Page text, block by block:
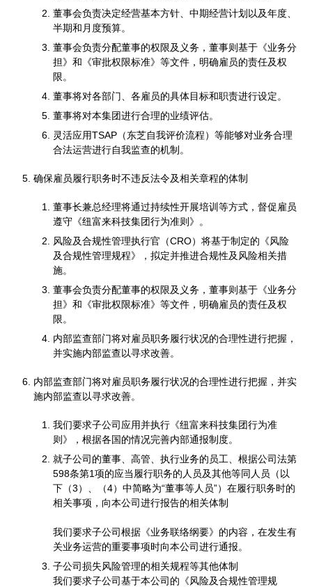
董事会负责决定经营基本方针、中期经营计划以及年度、
半期和月度预算。
董事会负责分配董事的权限及义务，董事则基于《业务分
担》和《审批权限标准》等文件，明确雇员的责任及权
限。
董事将对各部门、各雇员的具体目标和职责进行设定。
董事将对本集团进行合理的业绩评估。
灵活应用TSAP（东芝自我评价流程）等能够对业务合理
合法运营进行自我监查的机制。
确保雇员履行职务时不违反法令及相关章程的体制
董事长兼总经理将通过持续性开展培训等方式，督促雇员
遵守《纽富来科技集团行为准则》。
风险及合规性管理执行官（CRO）将基于制定的《风险
及合规性管理规程》，拟定并推进合规性及风险相关措
施。
董事会负责分配董事的权限及义务，董事则基于《业务分
担》和《审批权限标准》等文件，明确雇员的责任及权
限。
内部监查部门将对雇员职务履行状况的合理性进行把握，
并实施内部监查以寻求改善。
内部监查部门将对雇员职务履行状况的合理性进行把握，并实
施内部监查以寻求改善。
我们要求子公司应用并执行《纽富来科技集团行为准
则》，根据各国的情况完善内部通报制度。
就子公司的董事、高管、执行业务的员工、根据公司法第
598条第1项的应当履行职务的人员及其他等同人员（以
下（3）、（4）中简略为“董事等人员”）在履行职务时的
相关事项，向本公司进行报告的相关体制
我们要求子公司根据《业务联络纲要》的内容，在发生有
关业务运营的重要事项时向本公司进行通报。
子公司损失风险管理的相关规程等其他体制
我们要求子公司基于本公司的《风险及合规性管理规